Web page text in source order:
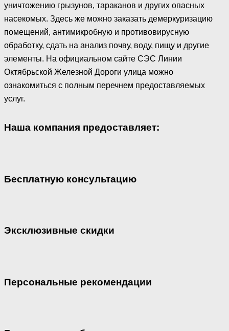
уничтожению грызунов, тараканов и других опасных
насекомых. Здесь же можно заказать демеркуризацию
помещений, антимикробную и противовирусную
обработку, сдать на анализ почву, воду, пищу и другие
элементы. На официальном сайте СЭС Линии
Октябрьской Железной Дороги улица можно
ознакомиться с полным перечнем предоставляемых
услуг.
Наша компания предоставляет:
Бесплатную консультацию
Эксклюзивные скидки
Персональные рекомендации